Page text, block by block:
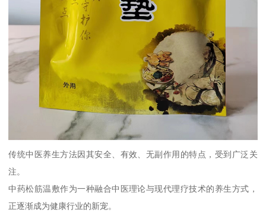
传统中医养生方法因其安全、有效、无副作用的特点，受到广泛关
注。
中药松筋温敷作为一种融合中医理论与现代理疗技术的养生方式，
正逐渐成为健康行业的新宠。